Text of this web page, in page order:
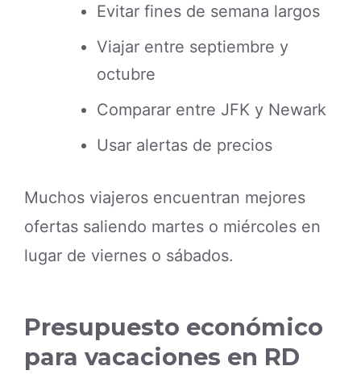
Evitar fines de semana largos
Viajar entre septiembre y
octubre
Comparar entre JFK y Newark
Usar alertas de precios
Muchos viajeros encuentran mejores
ofertas saliendo martes o miércoles en
lugar de viernes o sábados.
Presupuesto económico
para vacaciones en RD